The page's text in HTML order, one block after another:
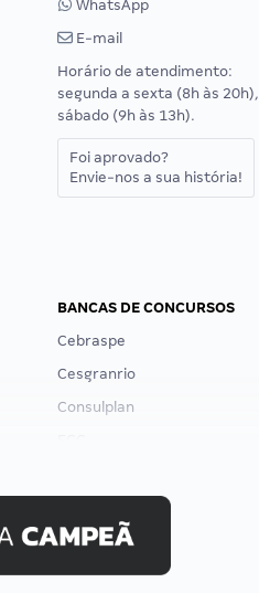
WhatsApp
E-mail
Horário de atendimento:
segunda a sexta (8h às 20h),
sábado (9h às 13h).
Foi aprovado?
Envie-nos a sua história!
BANCAS DE CONCURSOS
Cebraspe
Cesgranrio
Consulplan
Selecon
Uniase